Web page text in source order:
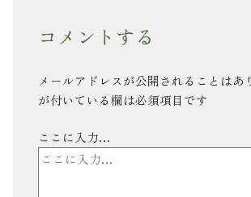
コメントする
メールアドレスが公開されることはあ
が付いている欄は必須項目です
ここに入力…